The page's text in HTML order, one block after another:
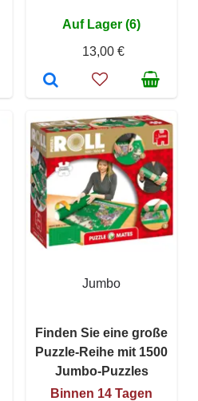
Auf Lager (6)
13,00 €
Jumbo
Finden Sie eine große
Puzzle-Reihe mit 1500
Jumbo-Puzzles
Binnen 14 Tagen